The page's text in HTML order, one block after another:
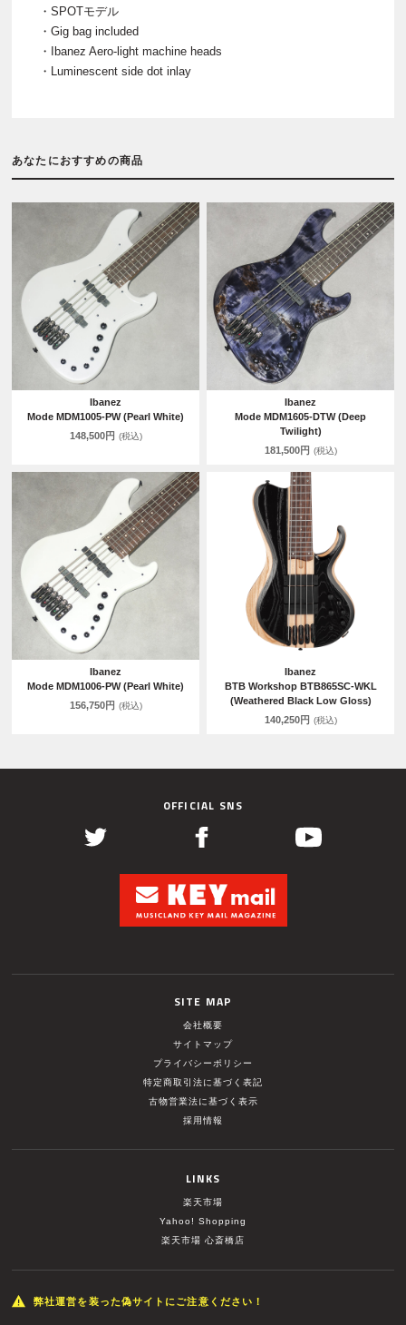
・SPOTモデル
・Gig bag included
・Ibanez Aero-light machine heads
・Luminescent side dot inlay
あなたにおすすめの商品
Ibanez
Mode MDM1005-PW (Pearl White)
148,500円 (税込)
Ibanez
Mode MDM1605-DTW (Deep
Twilight)
181,500円 (税込)
Ibanez
Mode MDM1006-PW (Pearl White)
156,750円 (税込)
Ibanez
BTB Workshop BTB865SC-WKL
(Weathered Black Low Gloss)
140,250円 (税込)
OFFICIAL SNS
SITE MAP
会社概要
サイトマップ
プライバシーポリシー
特定商取引法に基づく表記
古物営業法に基づく表示
採用情報
LINKS
楽天市場
Yahoo! Shopping
楽天市場 心斎橋店
弊社運営を装った偽サイトにご注意ください！